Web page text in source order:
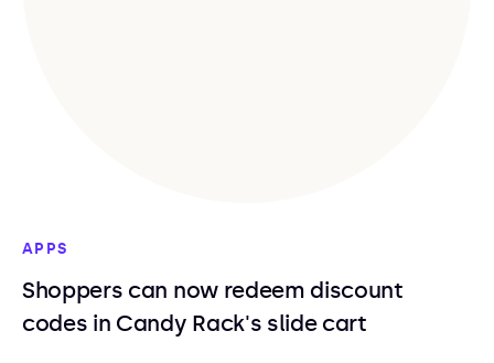
APPS
Shoppers can now redeem discount
codes in Candy Rack's slide cart